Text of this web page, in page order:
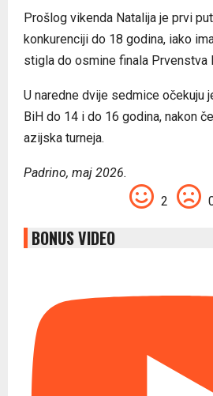
Prošlog vikenda Natalija je prvi
konkurenciji do 18 godina, iako
stigla do osmine finala Prvenstva
U naredne dvije sedmice očekuju
BiH do 14 i do 16 godina, nakon
azijska turneja.
Padrino, maj 2026.
2
BONUS VIDEO